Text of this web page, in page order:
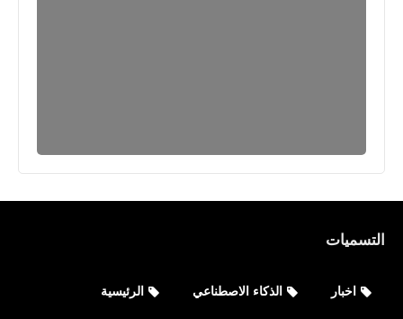
التسميات
اخبار الذكاء الاصطناعي الرئيسية